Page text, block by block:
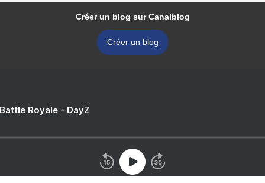
Créer un blog sur Canalblog
Créer un blog
Royale - DayZ